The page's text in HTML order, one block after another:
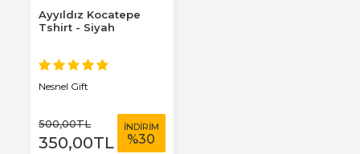
Ayyıldız Kocatepe
Tshirt - Siyah
Nesnel Gift
500,00TL
350,00TL
İNDİRİM
%30